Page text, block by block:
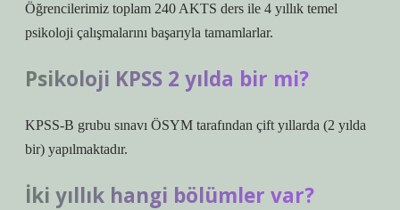
Öğrencilerimiz toplam 240 AKTS ders ile 4 yıllık temel
psikoloji çalışmalarını başarıyla tamamlarlar.
Psikoloji KPSS 2 yılda bir mi?
KPSS-B grubu sınavı ÖSYM tarafından çift yıllarda (2 yılda
bir) yapılmaktadır.
İki yıllık hangi bölümler var?